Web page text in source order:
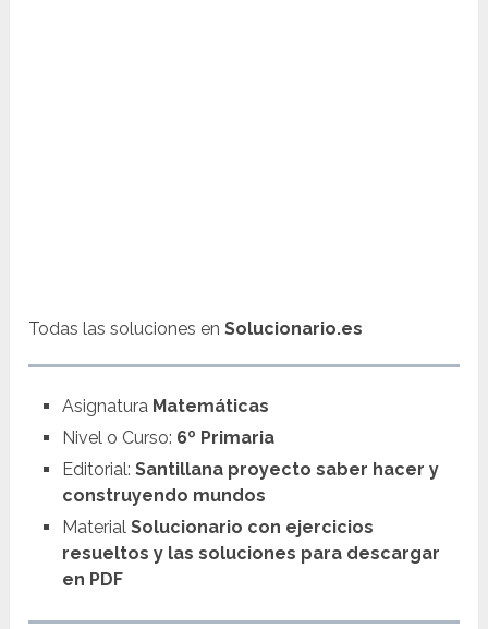
Todas las soluciones enSolucionario.es
Asignatura Matemáticas
Nivel o Curso: 6º Primaria
Editorial: Santillana proyecto saber hacer y
construyendo mundos
Material Solucionario con ejercicios
resueltos y las soluciones para descargar
en PDF